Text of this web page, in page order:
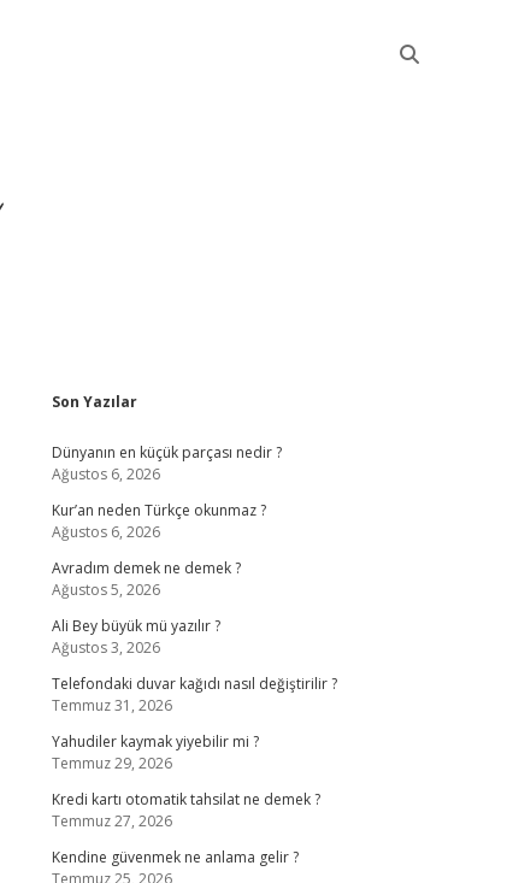
Sidebar
Son Yazılar
Dünyanın en küçük parçası nedir ?
Ağustos 6, 2026
Kur’an neden Türkçe okunmaz ?
Ağustos 6, 2026
Avradım demek ne demek ?
Ağustos 5, 2026
Ali Bey büyük mü yazılır ?
Ağustos 3, 2026
Telefondaki duvar kağıdı nasıl değiştirilir ?
Temmuz 31, 2026
Yahudiler kaymak yiyebilir mi ?
Temmuz 29, 2026
Kredi kartı otomatik tahsilat ne demek ?
Temmuz 27, 2026
Kendine güvenmek ne anlama gelir ?
Temmuz 25, 2026